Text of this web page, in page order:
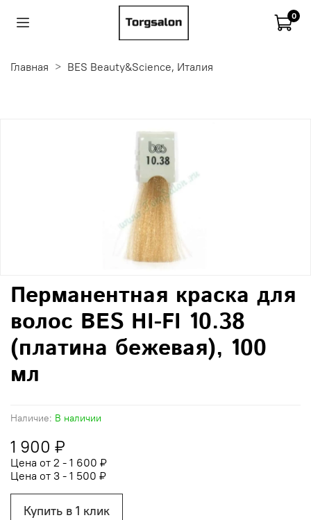
0
Главная BES Beauty&Science, Италия
Наличие: В наличии
Перманентная краска для
волос BES HI-FI 10.38
(платина бежевая), 100
мл
1 900 ₽
Цена от 2 - 1 600 ₽
Цена от 3 - 1 500 ₽
Купить в 1 клик